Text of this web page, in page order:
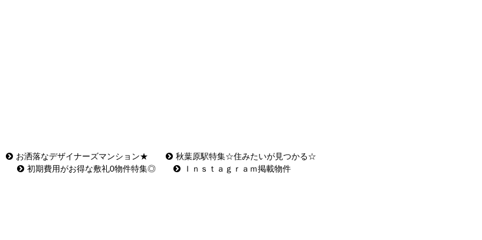
お洒落なデザイナーズマンション★
秋葉原駅特集☆住みたいが見つかる☆
初期費用がお得な敷礼0物件特集◎
Ｉｎｓｔａｇｒａｍ掲載物件